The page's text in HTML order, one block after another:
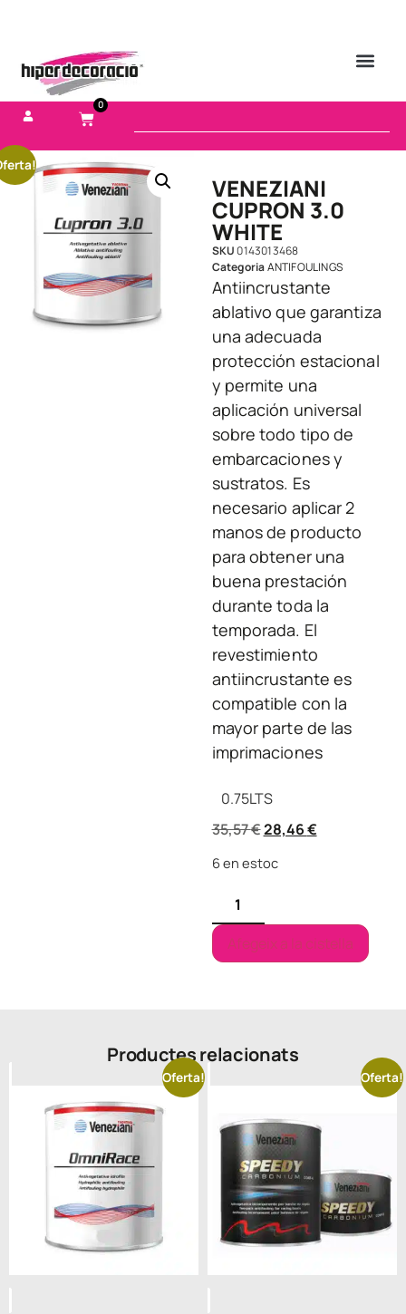
0
VENEZIANI
CUPRON 3.0
WHITE
SKU0143013468
CategoriaANTIFOULINGS
Antiincrustante
ablativo que garantiza
una adecuada
protección estacional
y permite una
aplicación universal
sobre todo tipo de
embarcaciones y
sustratos. Es
necesario aplicar 2
manos de producto
para obtener una
buena prestación
durante toda la
temporada. El
revestimiento
antiincrustante es
compatible con la
mayor parte de las
imprimaciones
0.75LTS
35,57€28,46€
6 en estoc
Afegeix a la cistella
Productes relacionats
Oferta! Oferta!